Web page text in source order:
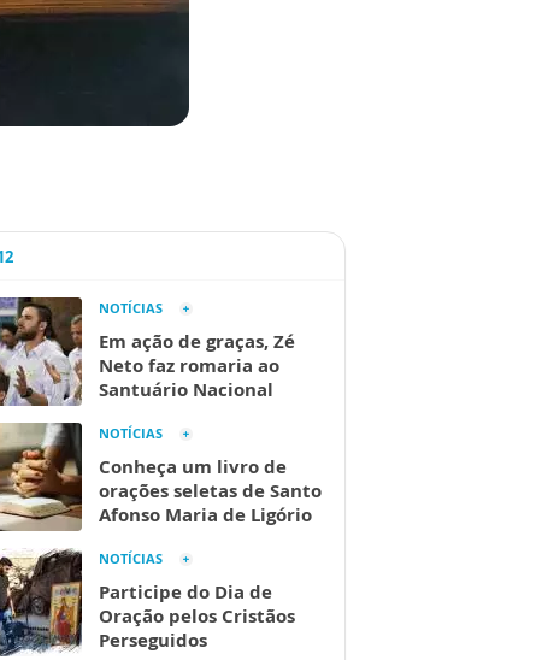
NOTÍCIAS
Em ação de graças, Zé
Neto faz romaria ao
Santuário Nacional
NOTÍCIAS
Conheça um livro de
orações seletas de Santo
Afonso Maria de Ligório
NOTÍCIAS
Participe do Dia de
Oração pelos Cristãos
Perseguidos